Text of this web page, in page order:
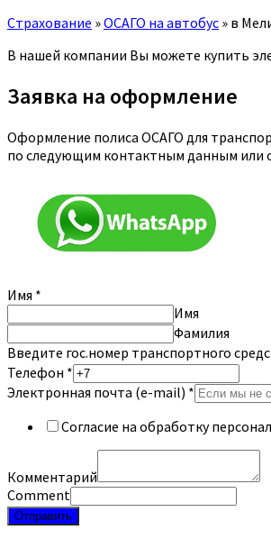
Страхование »ОСАГО на автобус » в
В нашей компании Вы можете купить
Заявка на оформление
Оформление полиса ОСАГО для
по следующим контактным данным или
Имя *
Имя
Фамилия
Введите гос.номер транспортного
Телефон *
Электронная почта (e-mail) *
Согласие на обработку
Комментарий
Comment
Отправить